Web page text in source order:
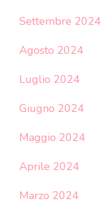
Settembre 2024
Agosto 2024
Luglio 2024
Giugno 2024
Maggio 2024
Aprile 2024
Marzo 2024